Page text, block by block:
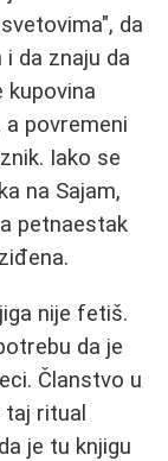
da
da znaju da
kupovina
povremeni
Iako se
na Sajam,
petnaestak
nije fetiš.
da je
Članstvo u
ritual
je tu knjigu